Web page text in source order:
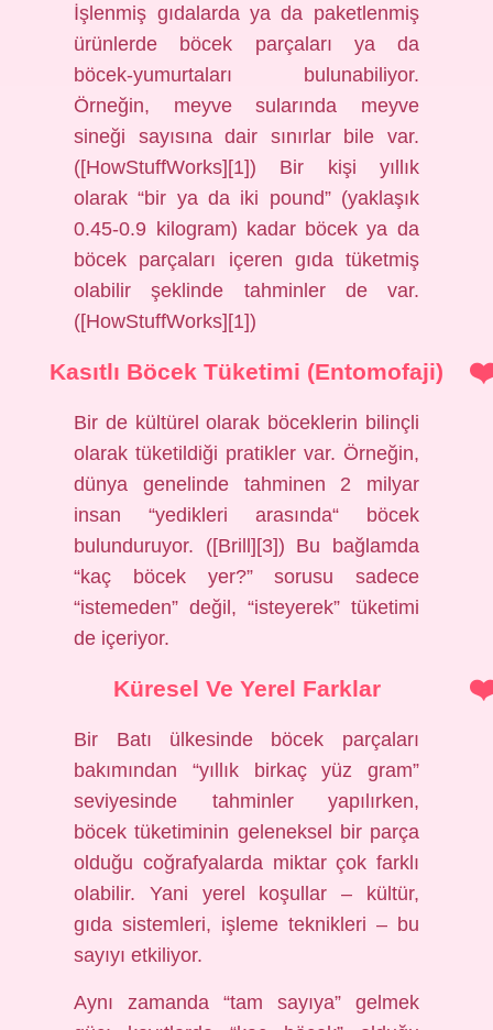
İşlenmiş gıdalarda ya da paketlenmiş
ürünlerde böcek parçaları ya da
böcek‑yumurtaları bulunabiliyor.
Örneğin, meyve sularında meyve
sineği sayısına dair sınırlar bile var.
([HowStuffWorks][1]) Bir kişi yıllık
olarak “bir ya da iki pound” (yaklaşık
0.45‑0.9 kilogram) kadar böcek ya da
böcek parçaları içeren gıda tüketmiş
olabilir şeklinde tahminler de var.
([HowStuffWorks][1])
Kasıtlı Böcek Tüketimi (Entomofaji)
Bir de kültürel olarak böceklerin bilinçli
olarak tüketildiği pratikler var. Örneğin,
dünya genelinde tahminen 2 milyar
insan “yedikleri arasında“ böcek
bulunduruyor. ([Brill][3]) Bu bağlamda
“kaç böcek yer?” sorusu sadece
“istemeden” değil, “isteyerek” tüketimi
de içeriyor.
Küresel Ve Yerel Farklar
Bir Batı ülkesinde böcek parçaları
bakımından “yıllık birkaç yüz gram”
seviyesinde tahminler yapılırken,
böcek tüketiminin geleneksel bir parça
olduğu coğrafyalarda miktar çok farklı
olabilir. Yani yerel koşullar – kültür,
gıda sistemleri, işleme teknikleri – bu
sayıyı etkiliyor.
Aynı zamanda “tam sayıya” gelmek